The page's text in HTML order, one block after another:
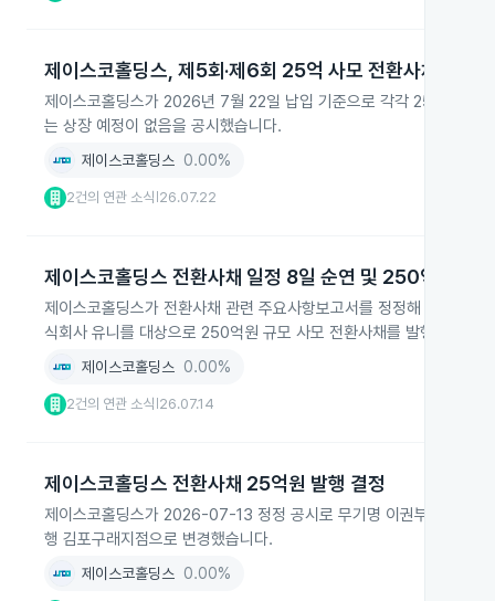
제이스코홀딩스, 제5회·제6회 25억 사모 전환사채 발행
제이스코홀딩스가 2026년 7월 22일 납입 기준으로 각각 25억 원 규
는 상장 예정이 없음을 공시했습니다.
제이스코홀딩스 0.00%
2건의 연관 소식 26.07.22
제이스코홀딩스 전환사채 일정 8일 순연 및 250억 발행
제이스코홀딩스가 전환사채 관련 주요사항보고서를 정정해 모든 주
식회사 유니를 대상으로 250억원 규모 사모 전환사채를 발행하기로
제이스코홀딩스 0.00%
2건의 연관 소식 26.07.14
제이스코홀딩스 전환사채 25억원 발행 결정
제이스코홀딩스가 2026-07-13 정정 공시로 무기명 이권부 무보증
행 김포구래지점으로 변경했습니다.
제이스코홀딩스 0.00%